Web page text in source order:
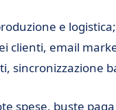
e logistica;
clienti, email
sincronizzazione
spese, buste